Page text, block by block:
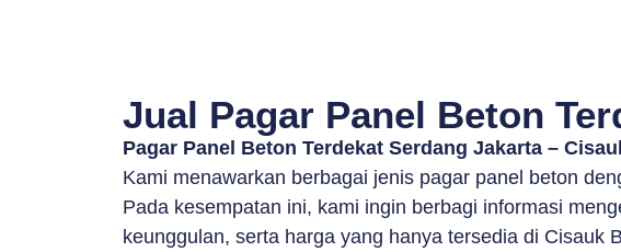
Jual Pagar Panel Beton
Pagar Panel Beton Terdekat Serdang Jakarta –
Kami menawarkan berbagai jenis pagar panel beton
Pada kesempatan ini, kami ingin berbagi informasi
keunggulan, serta harga yang hanya tersedia di Cisauk